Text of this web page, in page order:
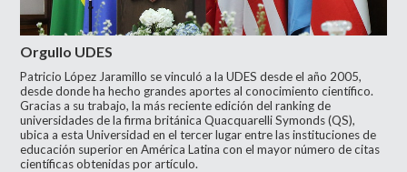
Orgullo UDES
Patricio López Jaramillo se vinculó a la UDES desde el año 2005,
desde donde ha hecho grandes aportes al conocimiento científico.
Gracias a su trabajo, la más reciente edición del ranking de
universidades de la firma británica Quacquarelli Symonds (QS),
ubica a esta Universidad en el tercer lugar entre las instituciones de
educación superior en América Latina con el mayor número de citas
científicas obtenidas por artículo.